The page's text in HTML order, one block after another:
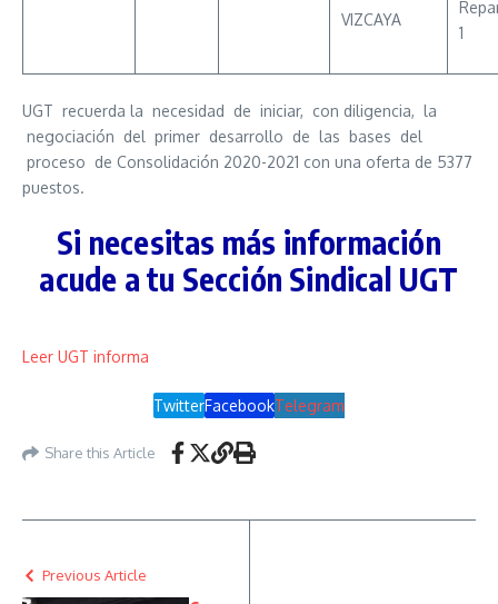
VIZCAYA
1
UGT recuerda la necesidad de iniciar, con diligencia, la
negociación del primer desarrollo de las bases del
proceso de Consolidación 2020-2021 con una oferta de 5377
puestos.
Si necesitas más información
acude a tu Sección Sindical UGT
Leer UGT informa
TwitterFacebookTelegram
Share this Article
Previous Article